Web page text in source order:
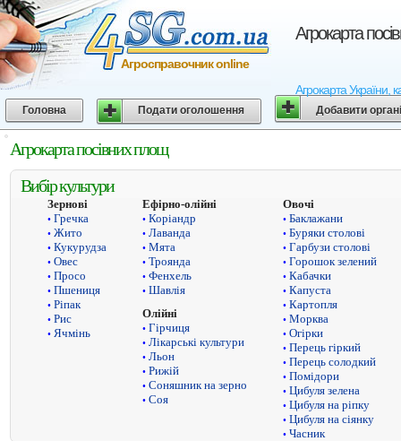
Агрокарта
Агрокарта України,
Агросправочник online
Головна Подати оголошення Добавити
Агрокарта посівних площ
Вибір культури
Зернові
• Гречка
• Жито
• Кукурудза
• Овес
• Просо
• Пшениця
• Ріпак
• Рис
• Ячмінь
Ефірно-олійні
• Коріандр
• Лаванда
• Мята
• Троянда
• Фенхель
• Шавлія
Олійні
• Гірчиця
• Лікарські культури
• Льон
• Рижій
• Соняшник на зерно
• Соя
Овочі
• Баклажани
• Буряки столові
• Гарбузи столові
• Горошок зелений
• Кабачки
• Капуста
• Картопля
• Морква
• Огірки
• Перець гіркий
• Перець солодкий
• Помідори
• Цибуля зелена
• Цибуля на ріпку
• Цибуля на сіянку
• Часник